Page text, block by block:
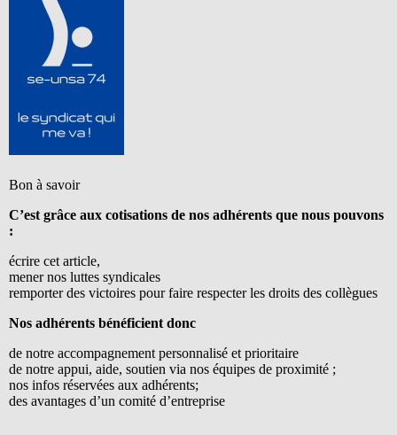
Bon à savoir
C’est grâce aux cotisations de nos adhérents que nous pouvons
:
écrire cet article,
mener nos luttes syndicales
remporter des victoires pour faire respecter les droits des collègues
Nos adhérents bénéficient donc
de notre accompagnement personnalisé et prioritaire
de notre appui, aide, soutien via nos équipes de proximité ;
nos infos réservées aux adhérents;
des avantages d’un comité d’entreprise